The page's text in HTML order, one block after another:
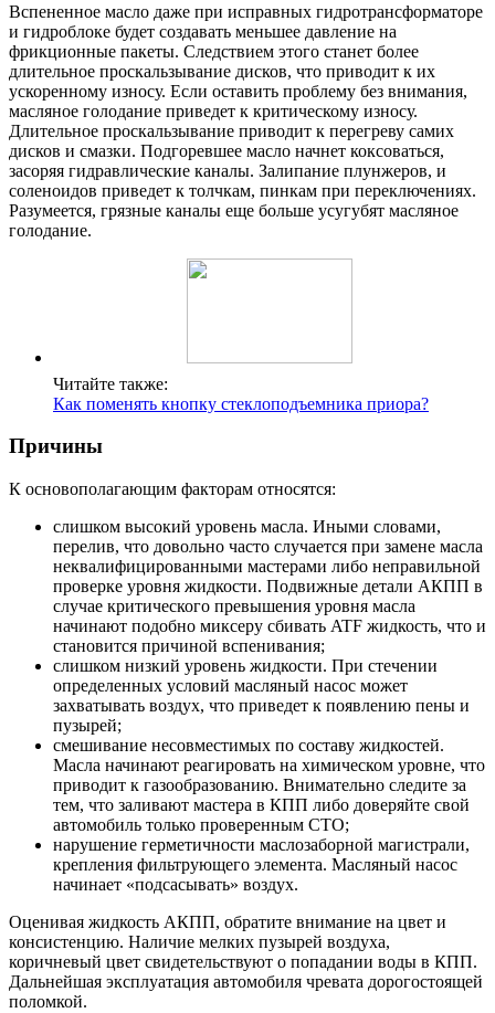
Вспененное масло даже при исправных гидротрансформаторе
и гидроблоке будет создавать меньшее давление на
фрикционные пакеты. Следствием этого станет более
длительное проскальзывание дисков, что приводит к их
ускоренному износу. Если оставить проблему без внимания,
масляное голодание приведет к критическому износу.
Длительное проскальзывание приводит к перегреву самих
дисков и смазки. Подгоревшее масло начнет коксоваться,
засоряя гидравлические каналы. Залипание плунжеров, и
соленоидов приведет к толчкам, пинкам при переключениях.
Разумеется, грязные каналы еще больше усугубят масляное
голодание.
Читайте также:
Как поменять кнопку стеклоподъемника приора?
Причины
К основополагающим факторам относятся:
слишком высокий уровень масла. Иными словами,
перелив, что довольно часто случается при замене масла
неквалифицированными мастерами либо неправильной
проверке уровня жидкости. Подвижные детали АКПП в
случае критического превышения уровня масла
начинают подобно миксеру сбивать ATF жидкость, что и
становится причиной вспенивания;
слишком низкий уровень жидкости. При стечении
определенных условий масляный насос может
захватывать воздух, что приведет к появлению пены и
пузырей;
смешивание несовместимых по составу жидкостей.
Масла начинают реагировать на химическом уровне, что
приводит к газообразованию. Внимательно следите за
тем, что заливают мастера в КПП либо доверяйте свой
автомобиль только проверенным СТО;
нарушение герметичности маслозаборной магистрали,
крепления фильтрующего элемента. Масляный насос
начинает «подсасывать» воздух.
Оценивая жидкость АКПП, обратите внимание на цвет и
консистенцию. Наличие мелких пузырей воздуха,
коричневый цвет свидетельствуют о попадании воды в КПП.
Дальнейшая эксплуатация автомобиля чревата дорогостоящей
поломкой.